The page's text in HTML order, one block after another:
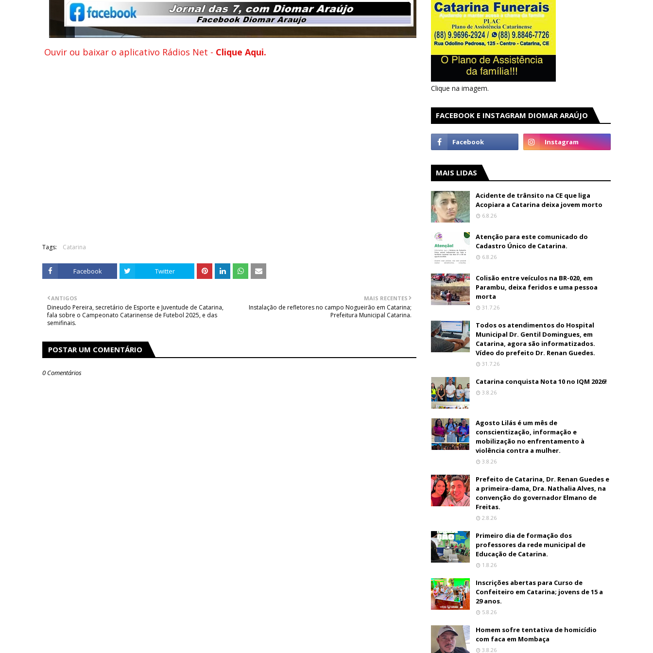
Ouvir ou baixar o aplicativo Rádios Net - Clique Aqui.
Tags: Catarina
Facebook Twitter
MAIS RECENTES
Instalação de refletores no campo Nogueirão em Catarina;
Prefeitura Municipal Catarina.
ANTIGOS
Dineudo Pereira, secretário de Esporte e Juventude de Catarina,
fala sobre o Campeonato Catarinense de Futebol 2025, e das
semifinais.
POSTAR UM COMENTÁRIO
0 Comentários
Clique na imagem.
FACEBOOK E INSTAGRAM DIOMAR ARAÚJO
MAIS LIDAS
Acidente de trânsito na CE que liga
Acopiara a Catarina deixa jovem morto
6.8.26
Atenção para este comunicado do
Cadastro Único de Catarina.
6.8.26
Colisão entre veículos na BR-020, em
Parambu, deixa feridos e uma pessoa
morta
31.7.26
Todos os atendimentos do Hospital
Municipal Dr. Gentil Domingues, em
Catarina, agora são informatizados.
Vídeo do prefeito Dr. Renan Guedes.
31.7.26
Catarina conquista Nota 10 no IQM 2026!
3.8.26
Agosto Lilás é um mês de
conscientização, informação e
mobilização no enfrentamento à
violência contra a mulher.
3.8.26
Prefeito de Catarina, Dr. Renan Guedes e
a primeira-dama, Dra. Nathalia Alves, na
convenção do governador Elmano de
Freitas.
2.8.26
Primeiro dia de formação dos
professores da rede municipal de
Educação de Catarina.
1.8.26
Inscrições abertas para Curso de
Confeiteiro em Catarina; jovens de 15 a
29 anos.
5.8.26
Homem sofre tentativa de homicídio
com faca em Mombaça
3.8.26